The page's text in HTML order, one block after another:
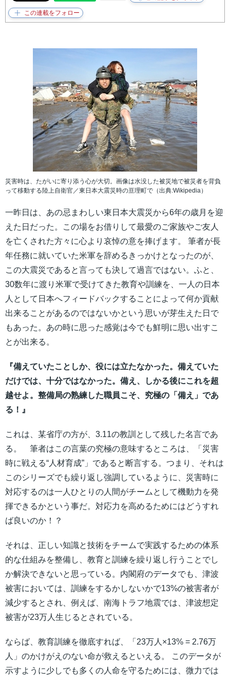
災害時は、たがいに寄り添う心が大切。画像は水没した被災地で被災者を背負
って移動する陸上自衛官／東日本大震災時の亘理町で（出典:Wikipedia）
一昨日は、あの忌まわしい東日本大震災から6年の歳月を迎
えた日だった。この場をお借りして最愛のご家族やご友人
を亡くされた方々に心より哀悼の意を捧げます。 筆者が長
年任務に就いていた米軍を辞めるきっかけとなったのが、
この大震災であると言っても決して過言ではない。ふと、
30数年に渡り米軍で受けてきた教育や訓練を、一人の日本
人として日本へフィードバックすることによって何か貢献
出来ることがあるのではないかという思いが芽生えた日で
もあった。あの時に思った感覚は今でも鮮明に思い出すこ
とが出来る。
『備えていたことしか、役には立たなかった。備えていた
だけでは、十分ではなかった。備え、しかる後にこれを超
越せよ。整備局の熟練した職員こそ、究極の「備え」であ
る！』
これは、某省庁の方が、3.11の教訓として残した名言であ
る。 筆者はこの言葉の究極の意味するところは、「災害
時に戦える“人材育成”」であると断言する。つまり、それは
このシリーズでも繰り返し強調しているように、災害時に
対応するのは一人ひとりの人間がチームとして機動力を発
揮できるかという事だ。対応力を高めるためにはどうすれ
ば良いのか！？
それは、正しい知識と技術をチームで実践するための体系
的な仕組みを整備し、教育と訓練を繰り返し行うことでし
か解決できないと思っている。内閣府のデータでも、津波
被害においては、訓練をするかしないかで13%の被害者が
減少するとされ、例えば、南海トラフ地震では、津波想定
被害が23万人生じるとされている。
ならば、教育訓練を徹底すれば、「23万人×13% = 2.76万
人」のかけがえのない命が救えるといえる。 このデータが
示すように少しでも多くの人命を守るためには、微力では